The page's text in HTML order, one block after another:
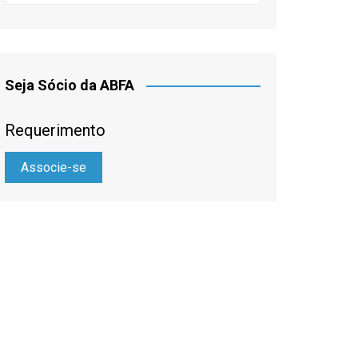
Seja Sócio da ABFA
Requerimento
Associe-se